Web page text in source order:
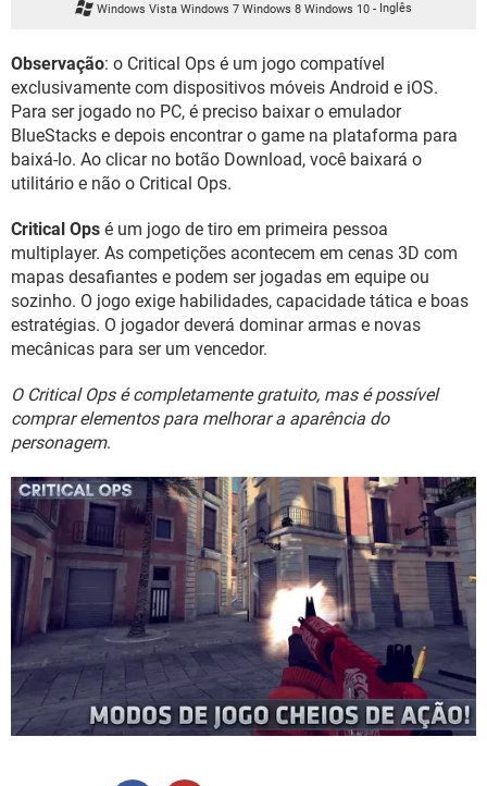
INSTAGRAM GMAIL
INSTAGRAM GMAIL
GUIA DE COMPRAS
Windows Vista Windows 7 Windows 8 Windows 10- Inglês
Observação: o Critical Ops é um jogo compatível
exclusivamente com dispositivos móveis Android e iOS.
Para ser jogado no PC, é preciso baixar o emulador
BlueStacks e depois encontrar o game na plataforma para
baixá-lo. Ao clicar no botão Download, você baixará o
utilitário e não o Critical Ops.
Critical Ops é um jogo de tiro em primeira pessoa
multiplayer. As competições acontecem em cenas 3D com
mapas desafiantes e podem ser jogadas em equipe ou
sozinho. O jogo exige habilidades, capacidade tática e boas
estratégias. O jogador deverá dominar armas e novas
mecânicas para ser um vencedor.
O Critical Ops é completamente gratuito, mas é possível
comprar elementos para melhorar a aparência do
personagem.